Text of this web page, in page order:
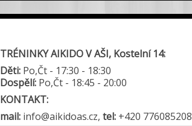
TRÉNINKY AIKIDO V AŠI, Kostelní 14:
Děti: Po,Čt - 17:30 - 18:30
Dospělí: Po,Čt - 18:45 - 20:00
KONTAKT:
mail: info@aikidoas.cz, tel: +420 776085208